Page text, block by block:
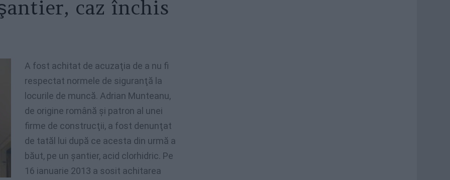
caz închis
A fost achitat de acuzaţia de a nu fi
respectat normele de siguranţă la
locurile de muncă. Adrian Munteanu,
de origine română şi patron al unei
firme de construcţii, a fost denunţat
de tatăl lui după ce acesta din urmă a
băut, pe un şantier, acid clorhidric. Pe
16 ianuarie 2013 a sosit achitarea